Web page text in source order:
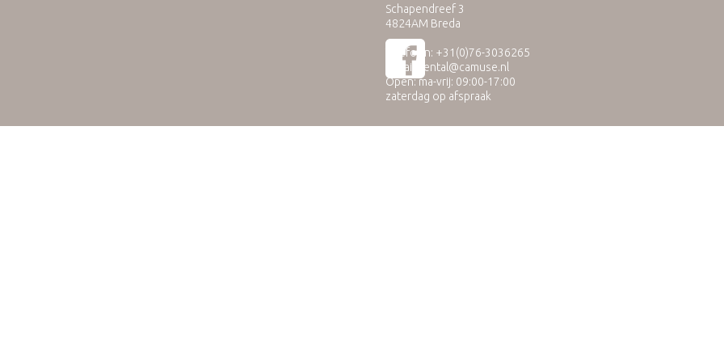
Schapendreef 3
4824AM Breda
Telefoon: +31(0)76-3036265
E-mail:
rental@camuse.nl
Open: ma-vrij: 09:00-17:00
zaterdag op afspraak